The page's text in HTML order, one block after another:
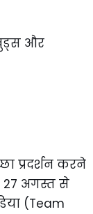
प्रदर्शन करने
अगस्त से
(Team